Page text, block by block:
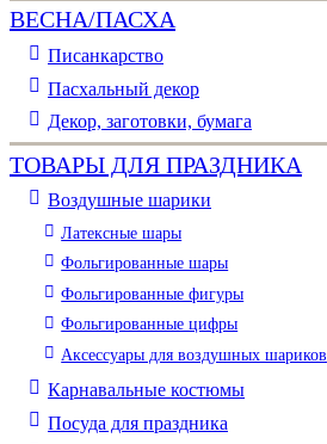
ВЕСНА/ПАСХА
Писанкарство
Пасхальный декор
Декор, заготовки, бумага
ТОВАРЫ ДЛЯ ПРАЗДНИКА
Воздушные шарики
Латексные шары
Фольгированные шары
Фольгированные фигуры
Фольгированные цифры
Аксессуары для воздушных шариков
Карнавальные костюмы
Посуда для праздника